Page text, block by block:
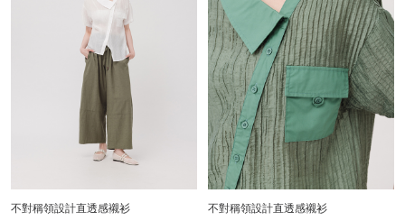
不對稱領設計直透感襯衫
不對稱領設計直透感襯衫